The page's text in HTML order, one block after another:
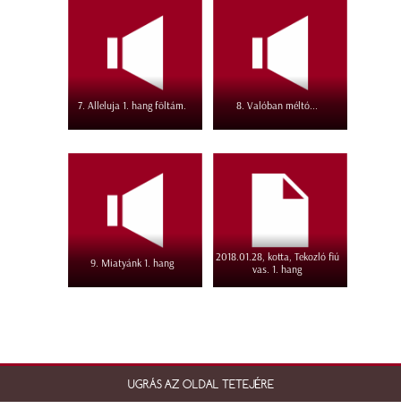
7. Alleluja 1. hang föltám. 8. Valóban méltó...
9. Miatyánk 1. hang
2018.01.28, kotta, Tekozló fiú
vas. 1. hang
UGRÁS AZ OLDAL TETEJÉRE